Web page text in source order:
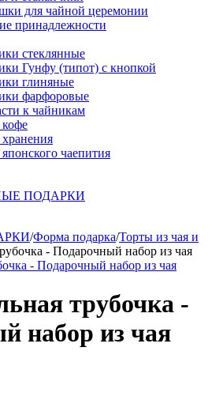
для чайной церемонии
принадлежности
стеклянные
Гунфу (типот) с кнопкой
глиняные
фарфоровые
к чайникам
чаепития
ПОДАРКИ
/Форма подарка/Торты из чая и
- Подарочный набор из чая
трубочка -
набор из чая